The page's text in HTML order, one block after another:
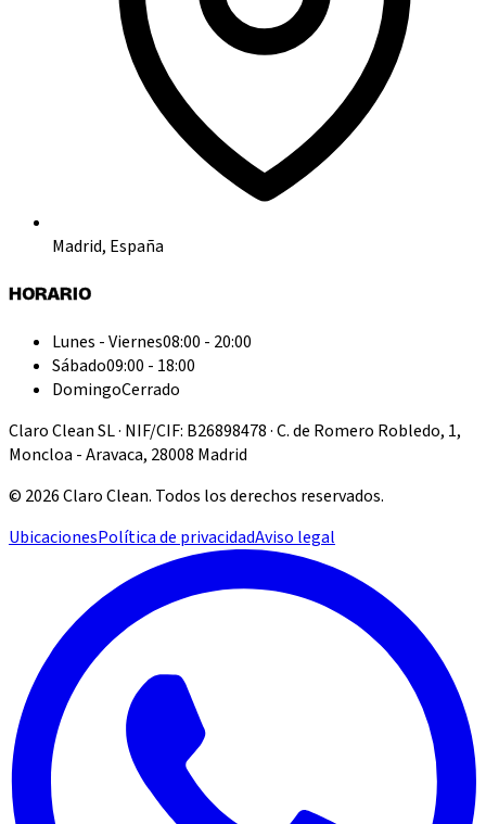
Madrid, España
HORARIO
Lunes - Viernes08:00 - 20:00
Sábado09:00 - 18:00
DomingoCerrado
Claro Clean SL · NIF/CIF: B26898478 · C. de Romero Robledo, 1,
Moncloa - Aravaca, 28008 Madrid
© 2026Claro Clean. Todos los derechos reservados.
UbicacionesPolítica de privacidadAviso legal